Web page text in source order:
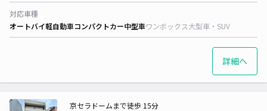
対応車種
オートバイ軽自動車コンパクトカー中型車ワンボックス大型車・SUV
詳細へ
京セラドームまで徒歩 15分